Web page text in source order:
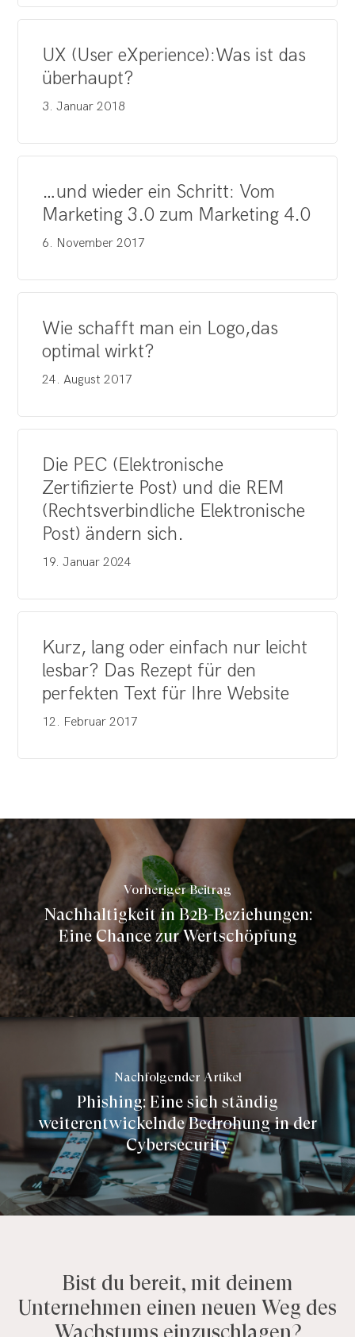
UX (User eXperience):Was ist das
überhaupt?
3. Januar 2018
…und wieder ein Schritt: Vom
Marketing 3.0 zum Marketing 4.0
6. November 2017
Wie schafft man ein Logo,das
optimal wirkt?
24. August 2017
Die PEC (Elektronische
Zertifizierte Post) und die REM
(Rechtsverbindliche Elektronische
Post) ändern sich.
19. Januar 2024
Kurz, lang oder einfach nur leicht
lesbar? Das Rezept für den
perfekten Text für Ihre Website
12. Februar 2017
Vorheriger Beitrag
Nachhaltigkeit in B2B-Beziehungen:
Eine Chance zur Wertschöpfung
Nachfolgender Artikel
Phishing: Eine sich ständig
weiterentwickelnde Bedrohung in der
Cybersecurity
Bist du bereit, mit deinem
Unternehmen einen neuen Weg des
Wachstums einzuschlagen?